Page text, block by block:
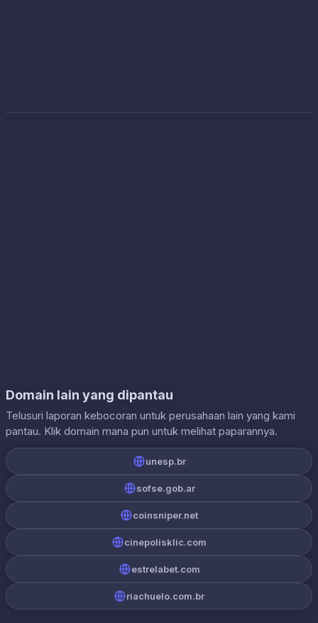
Domain lain yang dipantau
Telusuri laporan kebocoran untuk perusahaan lain yang kami
pantau. Klik domain mana pun untuk melihat paparannya.
unesp.br
sofse.gob.ar
coinsniper.net
cinepolisklic.com
estrelabet.com
riachuelo.com.br